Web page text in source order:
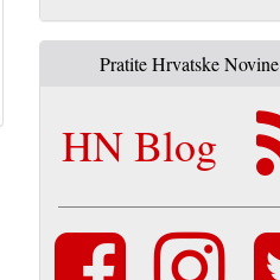
Pratite Hrvatske Novine
HN Blog